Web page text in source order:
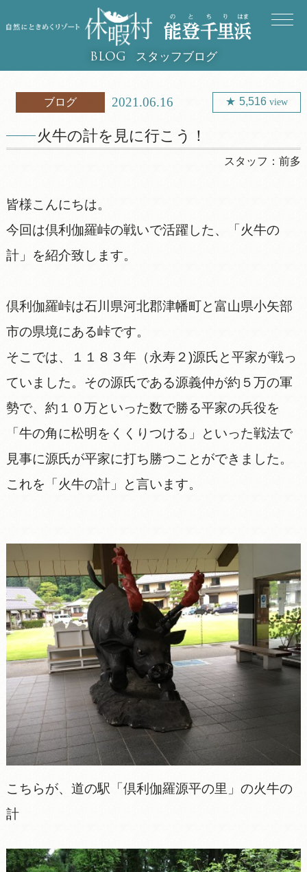
BLOG スタッフブログ
ブログ 2021.06.16 5,516view
火牛の計を見に行こう！
スタッフ：前多
皆様こんにちは。
今回は倶利伽羅峠の戦いで活躍した、「火牛の
計」を紹介致します。
倶利伽羅峠は石川県河北郡津幡町と富山県小矢部
市の県境にある峠です。
そこでは、１１８３年（永寿２)源氏と平家が戦っ
ていました。その源氏である源義仲が約５万の軍
勢で、約１０万といった数で勝る平家の兵役を
「牛の角に松明をくくりつける」といった戦法で
見事に源氏が平家に打ち勝つことができました。
これを「火牛の計」と言います。
こちらが、道の駅「倶利伽羅源平の里」の火牛の
計